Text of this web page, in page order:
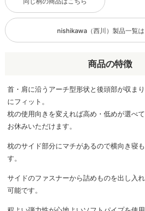
商品の特徴
首・肩に沿うアーチ型形状と後頭部が収ま
にフィット。
枕の使用向きを変えれば高め・低めが選べ
お休みいただけます。
枕のサイド部分にマチがあるので横向き寝
す。
サイドのファスナーから詰めものを出し入
可能です。
nishikawa（西川）製品一覧